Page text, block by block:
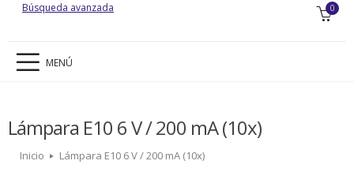
Búsqueda avanzada 0
MENÚ
Lámpara E10 6 V / 200 mA (10x)
Inicio Lámpara E10 6 V / 200 mA (10x)